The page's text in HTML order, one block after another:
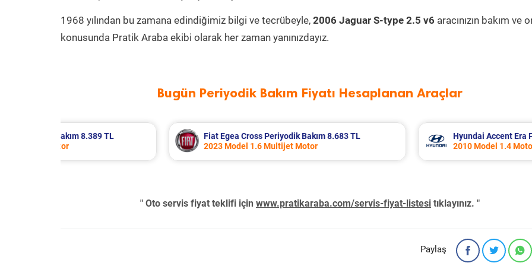
1968 yılından bu zamana edindiğimiz bilgi ve tecrübeyle, 2006 Jaguar S-type 2.5 v6 aracınızın bakım ve
konusunda Pratik Araba ekibi olarak her zaman yanınızdayız.
Bugün Periyodik Bakım Fiyatı Hesaplanan Araçlar
Hyundai Accent Era Periyodik Bakım 5.310 TL
2010 Model 1.4 Motor
Nissan Micra Periyodik Bakım
2019 Model 1.2 Motor
" Oto servis fiyat teklifi için www.pratikaraba.com/servis-fiyat-listesi tıklayınız. "
Paylaş